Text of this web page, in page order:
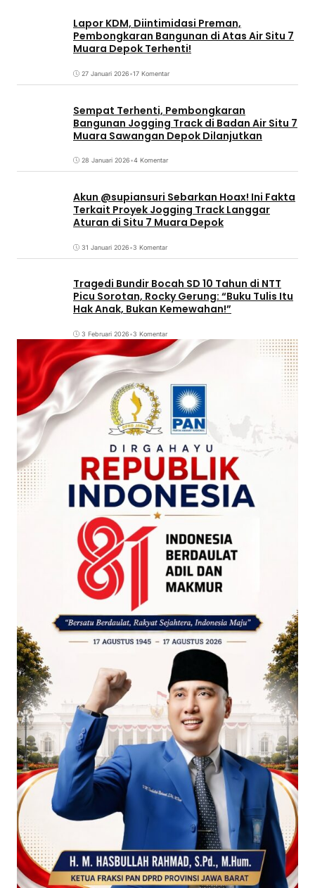
Lapor KDM, Diintimidasi Preman,
Pembongkaran Bangunan di Atas Air Situ 7
Muara Depok Terhenti!
27 Januari 2026•17 Komentar
Sempat Terhenti, Pembongkaran
Bangunan Jogging Track di Badan Air Situ 7
Muara Sawangan Depok Dilanjutkan
28 Januari 2026•4 Komentar
Akun @supiansuri Sebarkan Hoax! Ini Fakta
Terkait Proyek Jogging Track Langgar
Aturan di Situ 7 Muara Depok
31 Januari 2026•3 Komentar
Tragedi Bundir Bocah SD 10 Tahun di NTT
Picu Sorotan, Rocky Gerung: “Buku Tulis Itu
Hak Anak, Bukan Kemewahan!”
3 Februari 2026•3 Komentar